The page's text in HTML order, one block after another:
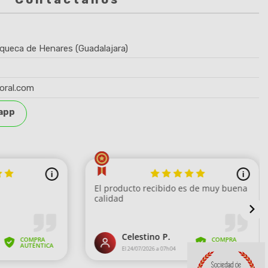
de Henares (Guadalajara)